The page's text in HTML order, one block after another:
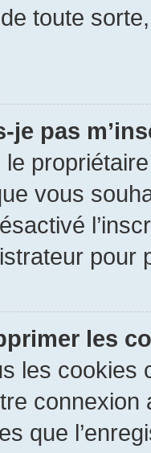
toute
je pas
vous
les
les cookies
que